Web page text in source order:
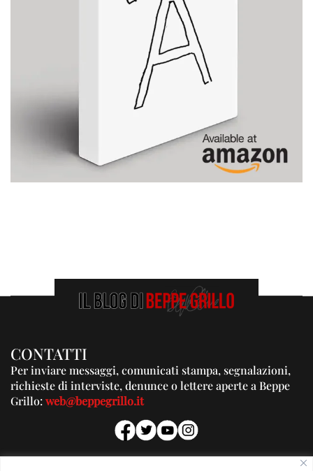
CONTATTI
Per inviare messaggi, comunicati stampa, segnalazioni,
richieste di interviste, denunce o lettere aperte a Beppe
Grillo:web@beppegrillo.it